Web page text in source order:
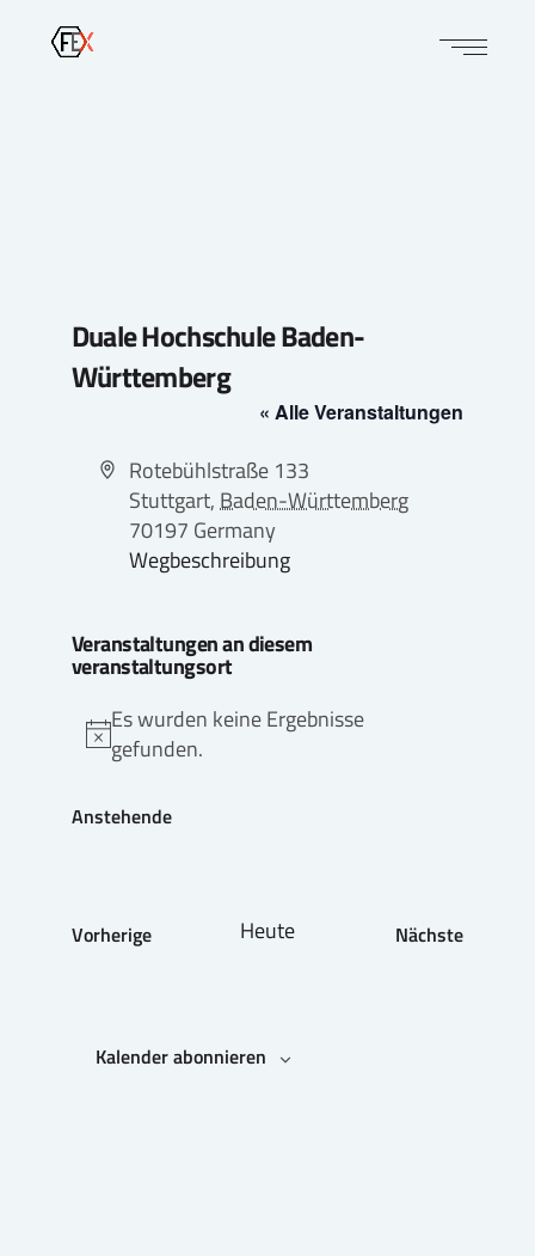
Duale Hochschule Baden-
Württemberg
« Alle Veranstaltungen
Adresse
Rotebühlstraße 133
Stuttgart, Baden-Württemberg
70197 Germany
Wegbeschreibung
Veranstaltungen an diesem
veranstaltungsort
Hinweis
Es wurden keine Ergebnisse
gefunden.
Anstehende
Vorherige
Heute
Nächste
Kalender abonnieren